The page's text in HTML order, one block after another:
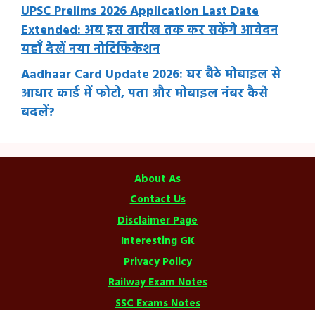
UPSC Prelims 2026 Application Last Date
Extended: अब इस तारीख तक कर सकेंगे आवेदन
यहाँ देखें नया नोटिफिकेशन
Aadhaar Card Update 2026: घर बैठे मोबाइल से
आधार कार्ड में फोटो, पता और मोबाइल नंबर कैसे
बदलें?
About As
Contact Us
Disclaimer Page
Interesting GK
Privacy Policy
Railway Exam Notes
SSC Exams Notes